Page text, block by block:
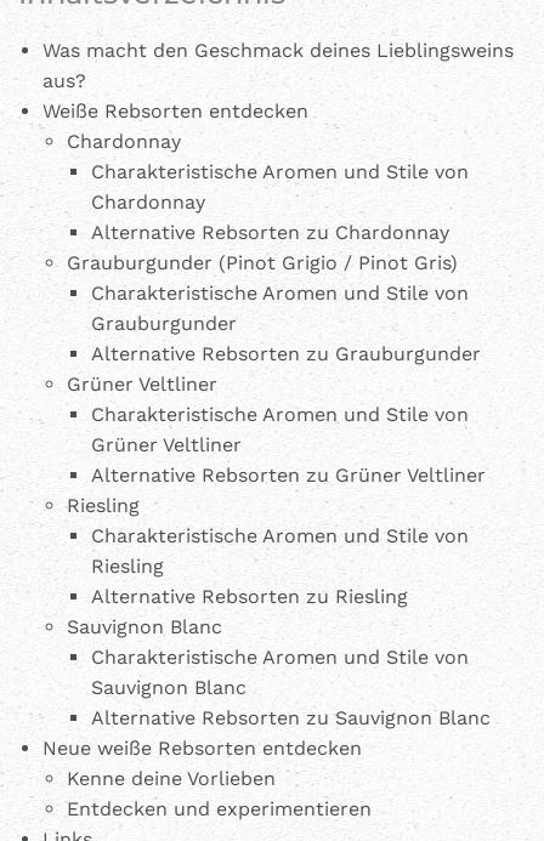
Was macht den Geschmack deines Lieblingsweins
aus?
Weiße Rebsorten entdecken
Chardonnay
Charakteristische Aromen und Stile von
Chardonnay
Alternative Rebsorten zu Chardonnay
Grauburgunder (Pinot Grigio / Pinot Gris)
Charakteristische Aromen und Stile von
Grauburgunder
Alternative Rebsorten zu Grauburgunder
Grüner Veltliner
Charakteristische Aromen und Stile von
Grüner Veltliner
Alternative Rebsorten zu Grüner Veltliner
Riesling
Charakteristische Aromen und Stile von
Riesling
Alternative Rebsorten zu Riesling
Sauvignon Blanc
Charakteristische Aromen und Stile von
Sauvignon Blanc
Alternative Rebsorten zu Sauvignon Blanc
Neue weiße Rebsorten entdecken
Kenne deine Vorlieben
Entdecken und experimentieren